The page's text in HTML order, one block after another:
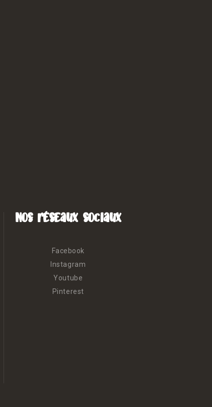
Nos réseaux sociaux
Facebook
Instagram
Youtube
Pinterest